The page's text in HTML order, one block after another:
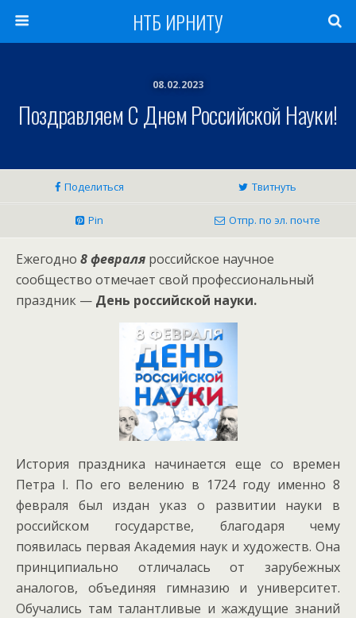
НТБ ИРНИТУ
08.02.2023
Поздравляем С Днем Российской Науки!
Поделиться Твитнуть
Pin Отпр. по эл. почте
Ежегодно 8 февраля российское научное
сообщество отмечает свой профессиональный
праздник — День российской науки.
История праздника начинается еще со времен
Петра I. По его велению в 1724 году именно 8
февраля был издан указ о развитии науки в
российском государстве, благодаря чему
появилась первая Академия наук и художеств. Она
принципиально отличалась от зарубежных
аналогов, объединяя гимназию и университет.
Обучались там талантливые и жаждущие знаний